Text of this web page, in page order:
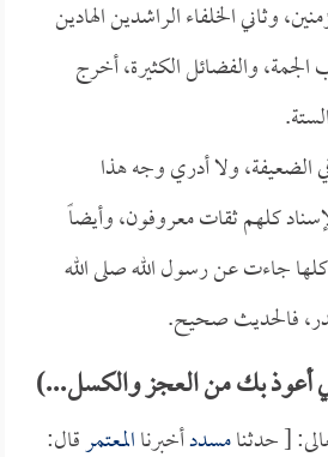
وثاني الخلفاء الراشدين الهادين
الجمة، والفضائل الكثيرة، أخرج
الضعيفة، ولا أدري وجه هذا
كلهم ثقات معروفون، وأيضاً
جاءت عن رسول الله صلى الله
فالحديث صحيح.
أعوذ بك من العجز والكسل...)
[ حدثنامسددأخبرناالمعتمرقال: